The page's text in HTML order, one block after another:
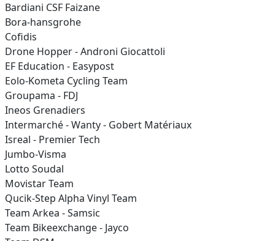
Bardiani CSF Faizane
Bora-hansgrohe
Cofidis
Drone Hopper - Androni Giocattoli
EF Education - Easypost
Eolo-Kometa Cycling Team
Groupama - FDJ
Ineos Grenadiers
Intermarché - Wanty - Gobert Matériaux
Isreal - Premier Tech
Jumbo-Visma
Lotto Soudal
Movistar Team
Qucik-Step Alpha Vinyl Team
Team Arkea - Samsic
Team Bikeexchange - Jayco